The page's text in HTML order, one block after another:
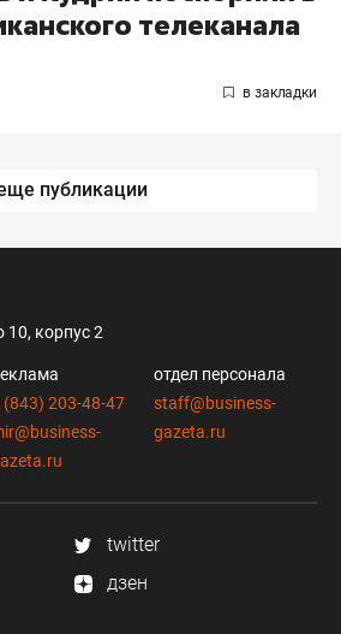
телеканала
публикации
10, корпус 2
(843) 203-48-47
отдел персонала
staff@business-
gazeta.ru
twitter
дзен